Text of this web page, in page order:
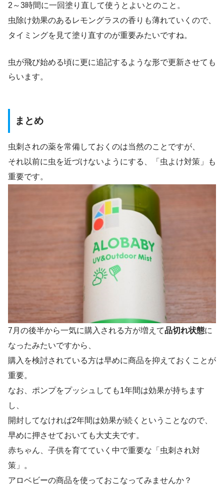
2～3時間に一回塗り直して使うとよいとのこと。
虫除け効果のあるレモングラスの香りも薄れていくので、
タイミングを見て塗り直すのが重要みたいですね。
虫が飛び始める頃に更に追記するような形で更新させても
らいます。
まとめ
虫刺されの薬を常備しておくのは当然のことですが、
それ以前に虫を近づけないようにする、「虫よけ対策」も
重要です。
7月の後半から一気に購入される方が増えて品切れ状態に
なったみたいですから、
購入を検討されている方は早めに商品を抑えておくことが
重要。
なお、ポンプをプッシュしても1年間は効果が持ちます
し、
開封してなければ2年間は効果が続くということなので、
早めに押させておいても大丈夫です。
赤ちゃん、子供を育てていく中で重要な「虫刺され対
策」。
アロベビーの商品を使っておこなってみませんか？